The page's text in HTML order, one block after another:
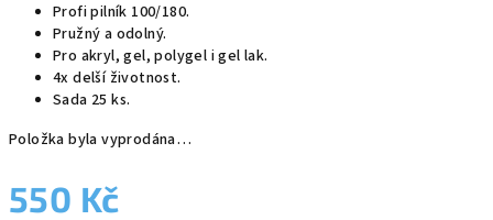
Profi pilník 100/180.
Pružný a odolný.
Pro akryl, gel, polygel i gel lak.
4x delší životnost.
Sada 25 ks.
Položka byla vyprodána…
550 Kč